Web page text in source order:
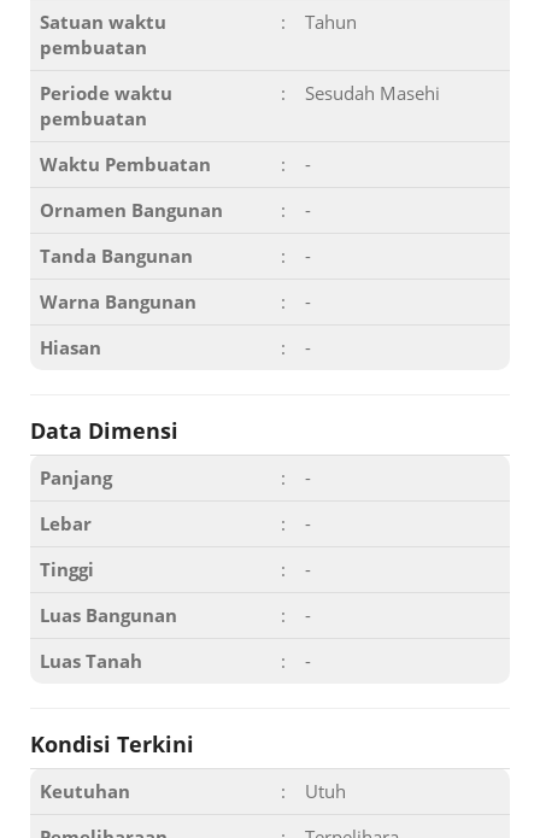
Satuan waktu
pembuatan
: Tahun
Periode waktu
pembuatan
: Sesudah Masehi
Waktu Pembuatan :
-
Ornamen Bangunan
:
-
Tanda Bangunan
:
-
Warna Bangunan
:
-
Hiasan
: -
Data Dimensi
Panjang :
-
Lebar
:
-
Tinggi
:
-
Luas Bangunan
:
-
Luas Tanah
: -
Kondisi Terkini
Keutuhan :
Utuh